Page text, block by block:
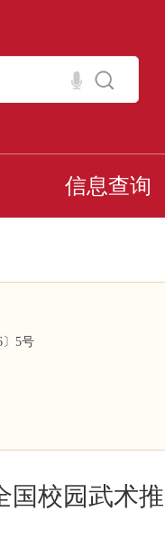
信息查询
〕5号
国校园武术